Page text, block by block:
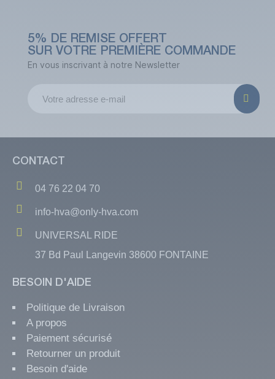
5% DE REMISE OFFERT
SUR VOTRE PREMIÈRE COMMANDE
En vous inscrivant à notre Newsletter
CONTACT
04 76 22 04 70
info-hva@only-hva.com
UNIVERSAL RIDE
37 Bd Paul Langevin 38600 FONTAINE
BESOIN D'AIDE
Politique de Livraison
A propos
Paiement sécurisé
Retourner un produit
Besoin d'aide